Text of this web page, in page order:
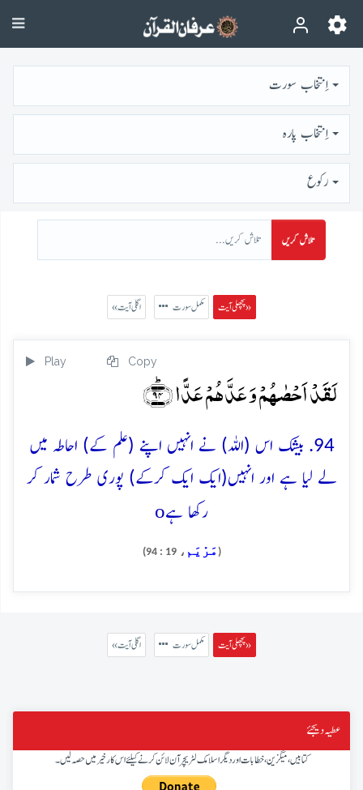
اِنتخاب سورت
اِنتخاب پارہ
رُكوع
تلاش کریں
پچھلی آیت » مکمل سورت « اگلی آیت
Play Copy
لَقَدۡ اَحۡصٰہُمۡ وَ عَدَّہُمۡ عَدًّا ﴿ؕ۹۴﴾
94. بیشک اس (اللہ) نے انہیں اپنے (علم کے) احاطہ میں
لے لیا ہے اور انہیں(ایک ایک کرکے) پوری طرح شمار کر
رکھا ہےo
( مَرْيَم ، 19 : 94)
پچھلی آیت » مکمل سورت « اگلی آیت
عطیہ دیجئے
کتابیں، میگزین، خطابات اور دیگر اسلامک لٹریچر آن لائن کرنے کیلئے اس کار خیر میں حصہ لیں۔